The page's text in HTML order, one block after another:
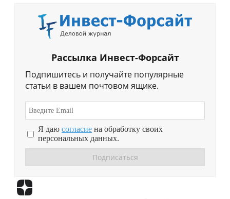
Рассылка Инвест-Форсайт
Подпишитесь и получайте популярные
статьи в вашем почтовом ящике.
Я даю согласие на обработку своих
персональных данных.